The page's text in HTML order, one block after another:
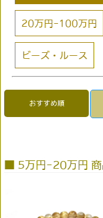
20万円-100万円
ビーズ・ルース
おすすめ順
■ 5万円-20万円 商